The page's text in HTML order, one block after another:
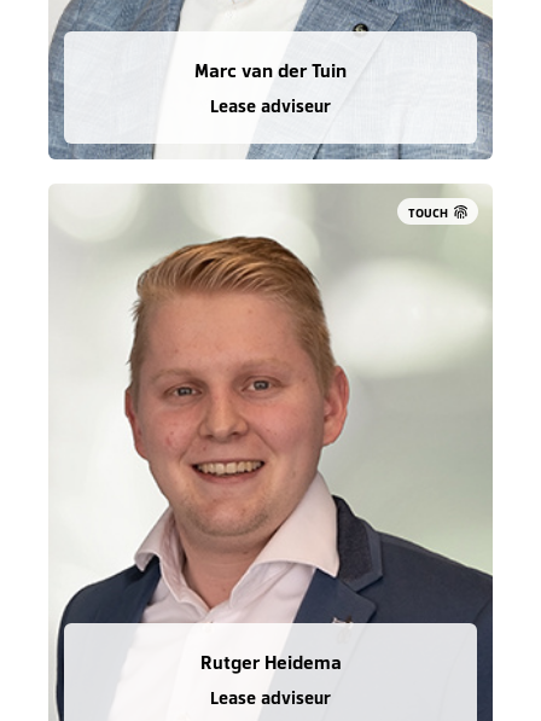
Marc van der Tuin
Lease adviseur
TOUCH
Rutger Heidema
Lease adviseur